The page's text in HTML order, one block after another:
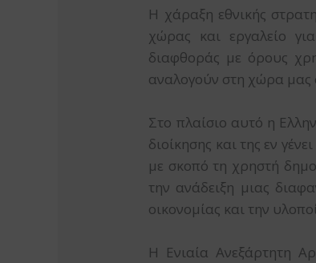
Η χάραξη εθνικής
χώρας και εργαλείο
διαφθοράς με όρους
αναλογούν στη χώρα μας
Στο πλαίσιο αυτό η
διοίκησης και της εν
με σκοπό τη χρηστή
την ανάδειξη μιας
οικονομίας και την
Η Ενιαία Ανεξάρτητη